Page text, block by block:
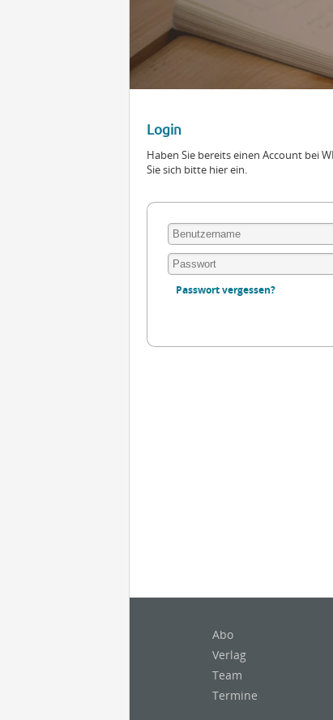
Login
Haben Sie bereits einen Account bei
Sie sich bitte hier ein.
Passwort vergessen?
Abo
Verlag
Team
Termine